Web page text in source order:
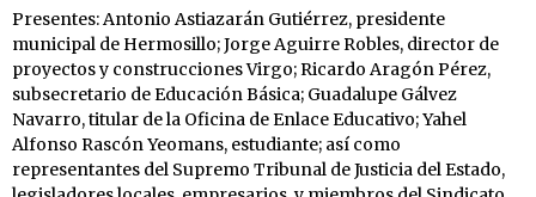
Presentes: Antonio Astiazarán Gutiérrez, presidente
municipal de Hermosillo; Jorge Aguirre Robles, director de
proyectos y construcciones Virgo; Ricardo Aragón Pérez,
subsecretario de Educación Básica; Guadalupe Gálvez
Navarro, titular de la Oficina de Enlace Educativo; Yahel
Alfonso Rascón Yeomans, estudiante; así como
representantes del Supremo Tribunal de Justicia del Estado,